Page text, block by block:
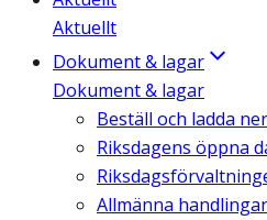
Aktuellt
Dokument & lagar
Dokument & lagar
Beställ och ladda ner
Riksdagens öppna
Allmänna handlingar